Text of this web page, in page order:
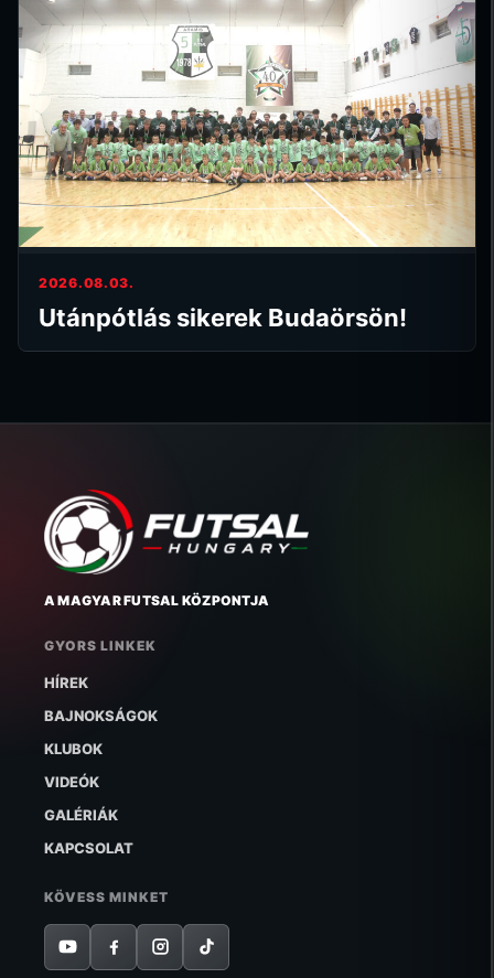
2026.08.03.
Utánpótlás sikerek Budaörsön!
A MAGYAR FUTSAL KÖZPONTJA
GYORS LINKEK
HÍREK
BAJNOKSÁGOK
KLUBOK
VIDEÓK
GALÉRIÁK
KAPCSOLAT
KÖVESS MINKET